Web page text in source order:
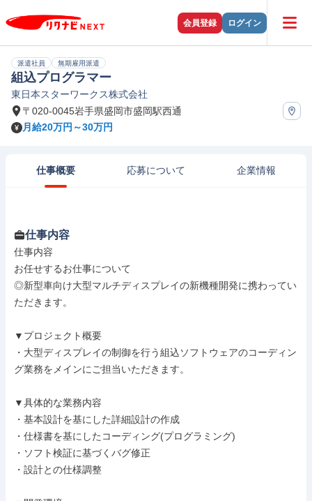
会員登録 ログイン
派遣社員 無期雇用派遣
組込プログラマー
東日本スターワークス株式会社
〒020-0045岩手県盛岡市盛岡駅西通
月給20万円～30万円
仕事概要 応募について 企業情報
仕事内容
仕事内容
お任せするお仕事について
◎新型車向け大型マルチディスプレイの新機種開発に携わってい
ただきます。
▼プロジェクト概要
・大型ディスプレイの制御を行う組込ソフトウェアのコーディン
グ業務をメインにご担当いただきます。
▼具体的な業務内容
・基本設計を基にした詳細設計の作成
・仕様書を基にしたコーディング(プログラミング)
・ソフト検証に基づくバグ修正
・設計との仕様調整